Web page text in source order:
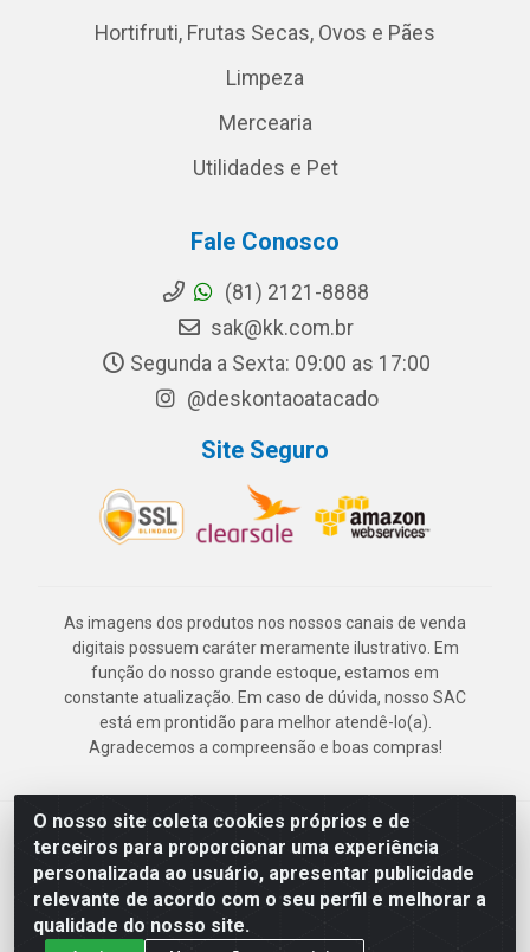
O nosso site coleta cookies próprios e de
terceiros para proporcionar uma experiência
personalizada ao usuário, apresentar publicidade
relevante de acordo com o seu perfil e melhorar a
qualidade do nosso site.
Hortifruti, Frutas Secas, Ovos e Pães
Limpeza
Mercearia
Utilidades e Pet
Fale Conosco
(81) 2121-8888
sak@kk.com.br
Segunda a Sexta: 09:00 as 17:00
@deskontaoatacado
Site Seguro
As imagens dos produtos nos nossos canais de venda
digitais possuem caráter meramente ilustrativo. Em
função do nosso grande estoque, estamos em
constante atualização. Em caso de dúvida, nosso SAC
está em prontidão para melhor atendê-lo(a).
Agradecemos a compreensão e boas compras!
Deskontão Atacado - Av. Marechal Mascarenhas de Morais, 2471 -
Imbiribeira - Recife/PE - CEP 51.150-001 - CNPJ 24.150.377/0003-
57